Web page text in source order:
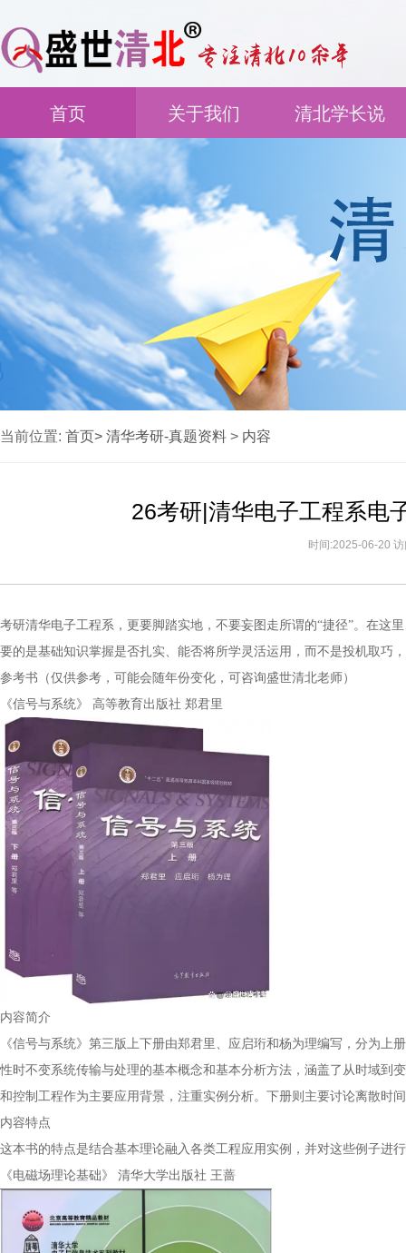
首页 关于我们 清北学长说
当前位置: 首页> 清华考研-真题资料 > 内容
26考研|清华电子工程系电
时间:2025-06-20
考研清华电子工程系，更要脚踏实地，不要妄图走所谓的“捷径”。在这
要的是基础知识掌握是否扎实、能否将所学灵活运用，而不是投机取巧
参考书（仅供参考，可能会随年份变化，可咨询盛世清北老师）
《信号与系统》 高等教育出版社 郑君里
内容简介
《信号与系统》第三版上下册由郑君里、应启珩和杨为理编写，分为
性时不变系统传输与处理的基本概念和基本分析方法，涵盖了从时域到
和控制工程作为主要应用背景，注重实例分析。下册则主要讨论离散时
内容特点
这本书的特点是结合基本理论融入各类工程应用实例，并对这些例子进
《电磁场理论基础》 清华大学出版社 王蔷